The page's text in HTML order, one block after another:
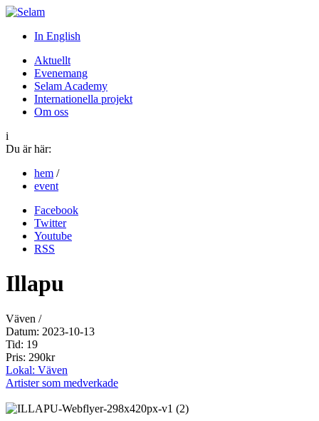
In English
Aktuellt
Evenemang
Selam Academy
Internationella projekt
Om oss
i
Du är här:
hem /
event
Facebook
Twitter
Youtube
RSS
Illapu
Väven /
Datum: 2023-10-13
Tid: 19
Pris: 290kr
Lokal: Väven
Artister som medverkade